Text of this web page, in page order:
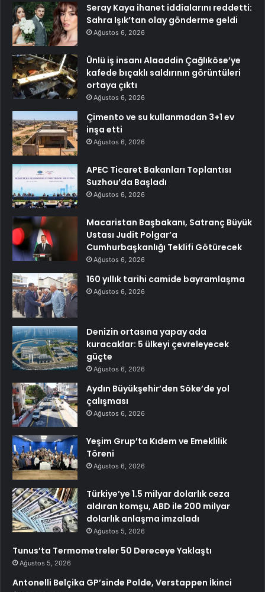
Seray Kaya ihanet iddialarını reddetti:
Sahra Işık’tan olay gönderme geldi
Ağustos 6, 2026
Ünlü iş insanı Alaaddin Çağlıköse’ye
kafede bıçaklı saldırının görüntüleri
ortaya çıktı
Ağustos 6, 2026
Çimento ve su kullanmadan 3+1 ev
inşa etti
Ağustos 6, 2026
APEC Ticaret Bakanları Toplantısı
Suzhou’da Başladı
Ağustos 6, 2026
Macaristan Başbakanı, Satranç Büyük
Ustası Judit Polgar’a
Cumhurbaşkanlığı Teklifi Götürecek
Ağustos 6, 2026
160 yıllık tarihi camide bayramlaşma
Ağustos 6, 2026
Denizin ortasına yapay ada
kuracaklar: 5 ülkeyi çevreleyecek
güçte
Ağustos 6, 2026
Aydın Büyükşehir’den Söke’de yol
çalışması
Ağustos 6, 2026
Yeşim Grup’ta Kıdem ve Emeklilik
Töreni
Ağustos 6, 2026
Türkiye’ye 1.5 milyar dolarlık ceza
aldıran komşu, ABD ile 200 milyar
dolarlık anlaşma imzaladı
Ağustos 5, 2026
Tunus’ta Termometreler 50 Dereceye Yaklaştı
Ağustos 5, 2026
Antonelli Belçika GP’sinde Polde, Verstappen İkinci